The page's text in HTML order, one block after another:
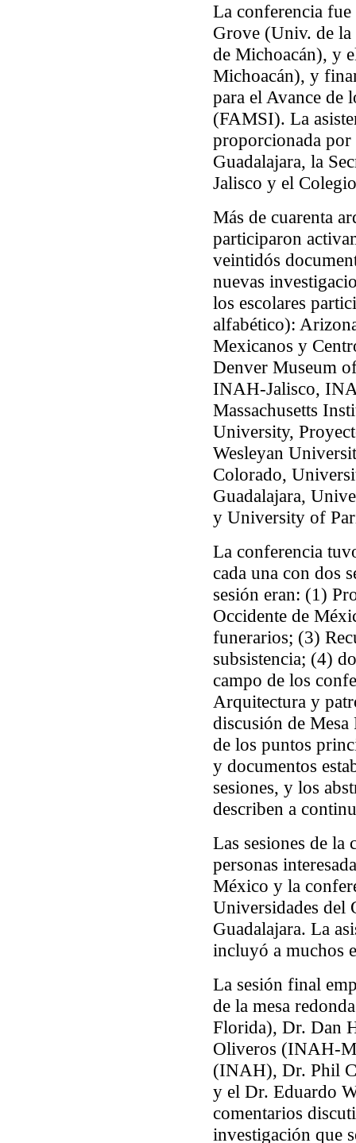
La conferencia
Grove (Univ. de
de Michoacán), y
Michoacán), y
para el Avance de
(FAMSI). La
proporcionada
Guadalajara, la
Jalisco y el
Más de cuarenta
participaron
veintidós
nuevas
los escolares
alfabético):
Mexicanos y
Denver Museum
INAH-Jalisco,
Massachusetts
University,
Wesleyan
Colorado,
Guadalajara,
y University of
La conferencia
cada una con dos
sesión eran: (1)
Occidente de
funerarios; (3)
subsistencia; (4)
campo de los
Arquitectura y
discusión de
de los puntos
y documentos
sesiones, y los
describen a
Las sesiones de la
personas
México y la
Universidades del
Guadalajara. La
incluyó a muchos
La sesión final
de la mesa
Florida), Dr. Dan
Oliveros (INAH-
(INAH), Dr. Phil
y el Dr. Eduardo
comentarios
investigación que